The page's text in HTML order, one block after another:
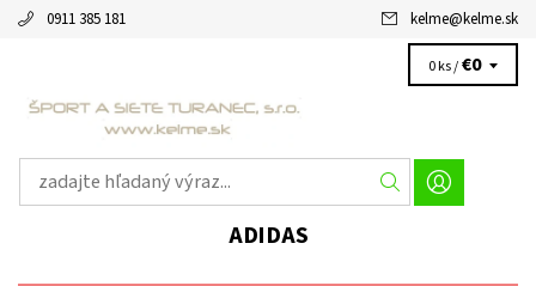
0911 385 181 kelme@kelme.sk
0 ks /€0
ADIDAS